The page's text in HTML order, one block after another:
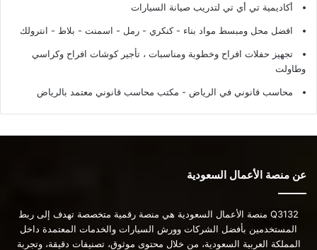
أكاديمية تي أي تي لتدريب صيانة السيارات
افضل محل ومبسط مواد بناء - كنكري - رمل - اسمنت - بلاط - انترولك
تجهيز حفلات افراح وخطوبة ومناسبات ، تأجير كوشات افراح وكراسي
وطاولت
محاسب قانوني في الرياض - مكتب محاسب قانوني معتمد بالرياض
عن منصة الأعمال السعودية
Q3132 منصة الأعمال السعودية هي منصة رقمية متخصصة تهدف إلى ربط
المستخدمين بأفضل الشركات وورش السيارات والخدمات المعتمدة داخل
المملكة العربية السعودية، من خلال محتوى موثوق، تصنيفات دقيقة، وتجربة